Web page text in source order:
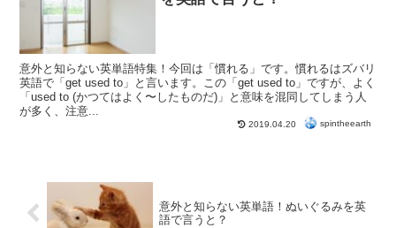
意外と知らない英単語特集！今回は「慣れる」です。慣れるはズバリ
英語で「get used to」と言います。この「get used to」ですが、よく
「used to (かつてはよく〜したものだ)」と意味を混同してしまう人
が多く、注意...
2019.04.20 spintheearth
意外と知らない英単語！ぬいぐるみを英
語で言うと？